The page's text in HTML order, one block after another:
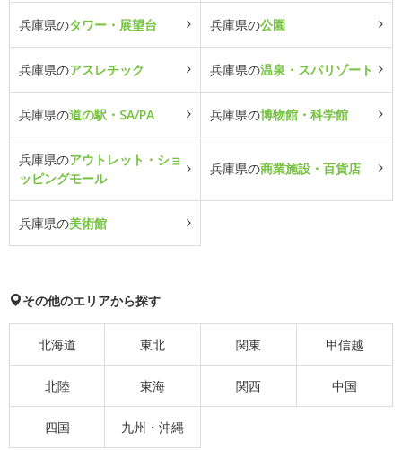
兵庫県のタワー・展望台 兵庫県の公園
兵庫県のアスレチック 兵庫県の温泉・スパリゾート
兵庫県の道の駅・SA/PA 兵庫県の博物館・科学館
兵庫県のアウトレット・ショ
ッピングモール
兵庫県の商業施設・百貨店
兵庫県の美術館
その他のエリアから探す
北海道 東北 関東 甲信越
北陸 東海 関西 中国
四国 九州・沖縄